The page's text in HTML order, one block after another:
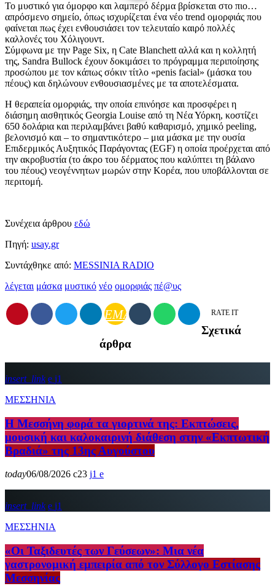
Το μυστικό για όμορφο και λαμπερό δέρμα βρίσκεται στο πιο…
απρόσμενο σημείο, όπως ισχυρίζεται ένα νέο trend ομορφιάς που
φαίνεται πως έχει ενθουσιάσει τον τελευταίο καιρό πολλές
καλλονές του Χόλιγουντ.
Σύμφωνα με την Page Six, η Cate Blanchett αλλά και η κολλητή
της, Sandra Bullock έχουν δοκιμάσει το πρόγραμμα περιποίησης
προσώπου με τον κάπως σόκιν τίτλο «penis facial» (μάσκα του
πέους) και δηλώνουν ενθουσιασμένες με τα αποτελέσματα.
Η θεραπεία ομορφιάς, την οποία επινόησε και προσφέρει η
διάσημη αισθητικός Georgia Louise από τη Νέα Υόρκη, κοστίζει
650 δολάρια και περιλαμβάνει βαθύ καθαρισμό, χημικό peeling,
βελονισμό και – το σημαντικότερο – μια μάσκα με την ουσία
Επιδερμικός Αυξητικός Παράγοντας (EGF) η οποία προέρχεται από
την ακροβυστία (το άκρο του δέρματος που καλύπτει τη βάλανο
του πέους) νεογέννητων μωρών στην Κορέα, που υποβάλλονται σε
περιτομή.
Συνέχεια άρθρου εδώ
Πηγή: usay.gr
Συντάχθηκε από: MESSINIA RADIO
λέγεται μάσκα μυστικό νέο ομορφιάς πέ@υς
EMAIL RATE IT
Σχετικά
άρθρα
insert_link
1
ΜΕΣΣΗΝΙΑ
Η Μεσσήνη φορά τα γιορτινά της: Εκπτώσεις,
μουσική και καλοκαιρινή διάθεση στην «Εκπτωτική
Βραδιά» της 13ης Αυγούστου
today06/08/2026 23 1
insert_link
1
ΜΕΣΣΗΝΙΑ
«Οι Ταξιδευτές των Γεύσεων»: Μια νέα
γαστρονομική εμπειρία από τον Σύλλογο Εστίασης
Μεσσηνίας